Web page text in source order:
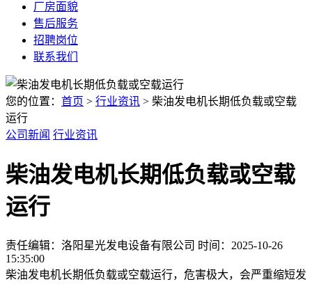
厂房面貌
售后服务
招聘岗位
联系我们
您的位置： 首页 > 行业资讯 > 柴油发电机长期低负载或空载
运行
公司新闻 行业资讯
柴油发电机长期低负载或空载
运行
责任编辑：洛阳星光发电设备有限公司 时间：2025-10-26
15:35:00
柴油发电机长期低负载或空载运行，危害极大，会严重缩短发